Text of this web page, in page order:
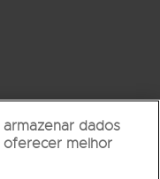
dados
oferecer melhor